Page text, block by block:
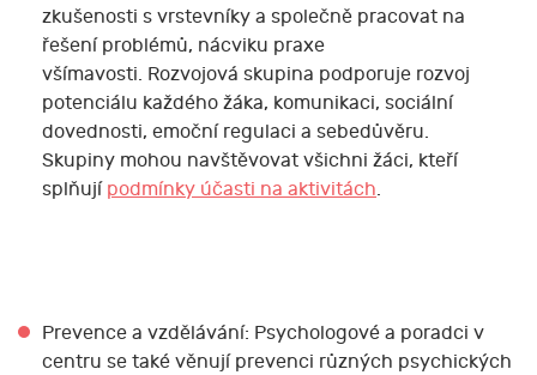
zkušenosti s vrstevníky a společně pracovat na
řešení problémů, nácviku praxe
všímavosti. Rozvojová skupina podporuje rozvoj
potenciálu každého žáka, komunikaci, sociální
dovednosti, emoční regulaci a sebedůvěru.
Skupiny mohou navštěvovat všichni žáci, kteří
splňují podmínky účasti na aktivitách.
Prevence a vzdělávání: Psychologové a poradci v
centru se také věnují prevenci různých psychických